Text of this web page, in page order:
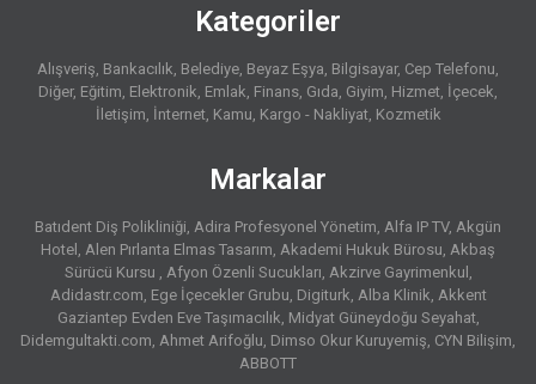
Kategoriler
Alışveriş Bankacılık Belediye Beyaz Eşya Bilgisayar Cep Telefonu
Diğer Eğitim Elektronik Emlak Finans Gıda Giyim Hizmet İçecek
İletişim İnternet Kamu Kargo - Nakliyat Kozmetik
Markalar
Batıdent Diş Polikliniği Adira Profesyonel Yönetim Alfa IP TV Akgün
Hotel Alen Pırlanta Elmas Tasarım Akademi Hukuk Bürosu Akbaş
Sürücü Kursu
Afyon Özenli Sucukları Akzirve Gayrimenkul
Adidastr.com Ege İçecekler Grubu Digiturk Alba Klinik Akkent
Gaziantep Evden Eve Taşımacılık Midyat Güneydoğu Seyahat
Didemgultakti.com Ahmet Arifoğlu Dimso Okur Kuruyemiş CYN Bilişim
ABBOTT